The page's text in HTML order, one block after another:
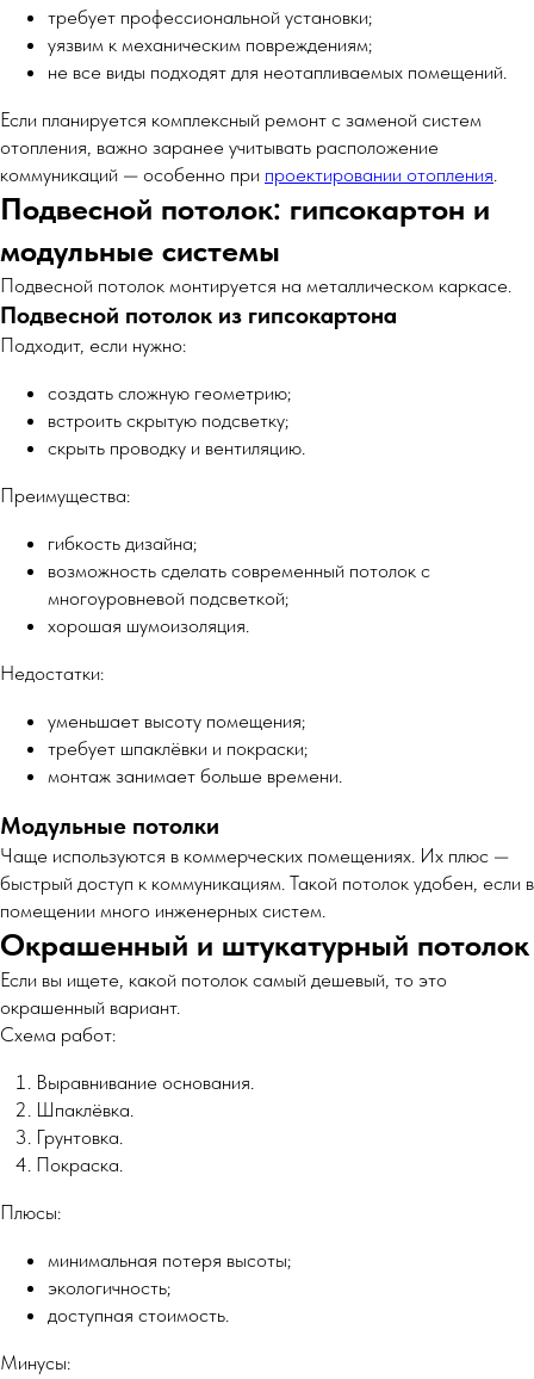
требует профессиональной установки;
уязвим к механическим повреждениям;
не все виды подходят для неотапливаемых помещений.
Если планируется комплексный ремонт с заменой систем
отопления, важно заранее учитывать расположение
коммуникаций — особенно при проектировании отопления.
Подвесной потолок: гипсокартон и
модульные системы
Подвесной потолок монтируется на металлическом каркасе.
Подвесной потолок из гипсокартона
Подходит, если нужно:
создать сложную геометрию;
встроить скрытую подсветку;
скрыть проводку и вентиляцию.
Преимущества:
гибкость дизайна;
возможность сделать современный потолок с
многоуровневой подсветкой;
хорошая шумоизоляция.
Недостатки:
уменьшает высоту помещения;
требует шпаклёвки и покраски;
монтаж занимает больше времени.
Модульные потолки
Чаще используются в коммерческих помещениях. Их плюс —
быстрый доступ к коммуникациям. Такой потолок удобен, если в
помещении много инженерных систем.
Окрашенный и штукатурный потолок
Если вы ищете, какой потолок самый дешевый, то это
окрашенный вариант.
Схема работ:
Выравнивание основания.
Шпаклёвка.
Грунтовка.
Покраска.
Плюсы:
минимальная потеря высоты;
экологичность;
доступная стоимость.
Минусы: